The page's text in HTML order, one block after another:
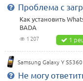
Проблема с
Как установить
BADA
1 207 1
Samsung Galaxy Y S5360
Не могу